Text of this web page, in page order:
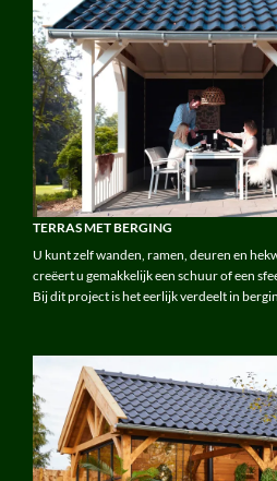
TERRAS MET BERGING
U kunt zelf wanden, ramen, deuren en
creëert u gemakkelijk een schuur of een
Bij dit project is het eerlijk verdeelt in